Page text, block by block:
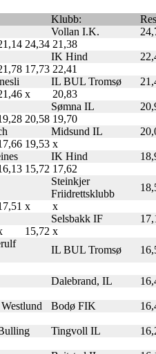
Klubb:
Vollan I.K.
24,34 21,38
IK Hind
17,73 22,41
IL BUL Tromsø
x
20,83
Sømna IL
20,58 19,70
Midsund IL
19,53 x
IK Hind
15,72 17,62
Steinkjer
Friidrettsklubb
x
x
Selsbakk IF
15,72 x
IL BUL Tromsø
Dalebrand, IL
Bodø FIK
Tingvoll IL